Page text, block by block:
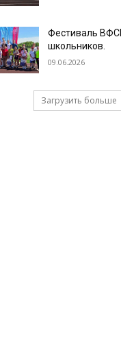
Фестиваль
школьников.
09.06.2026
Загрузить больше